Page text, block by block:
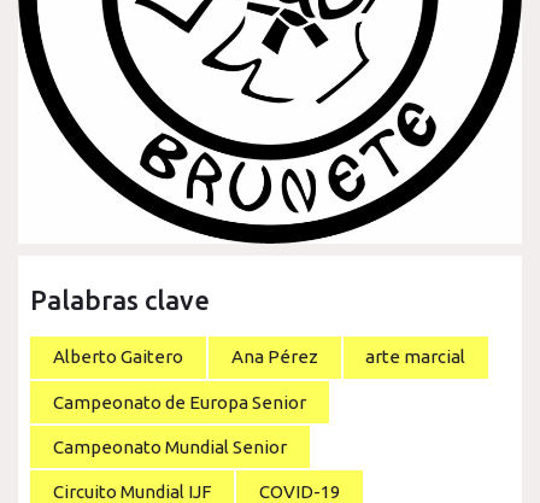
Palabras clave
Alberto Gaitero Ana Pérez arte marcial
Campeonato de Europa Senior
Campeonato Mundial Senior
Circuito Mundial IJF COVID-19